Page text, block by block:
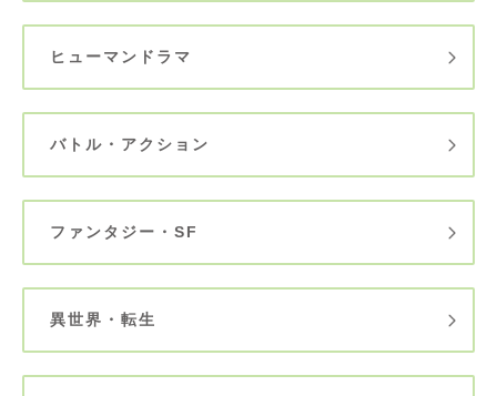
ヒューマンドラマ
バトル・アクション
ファンタジー・SF
異世界・転生